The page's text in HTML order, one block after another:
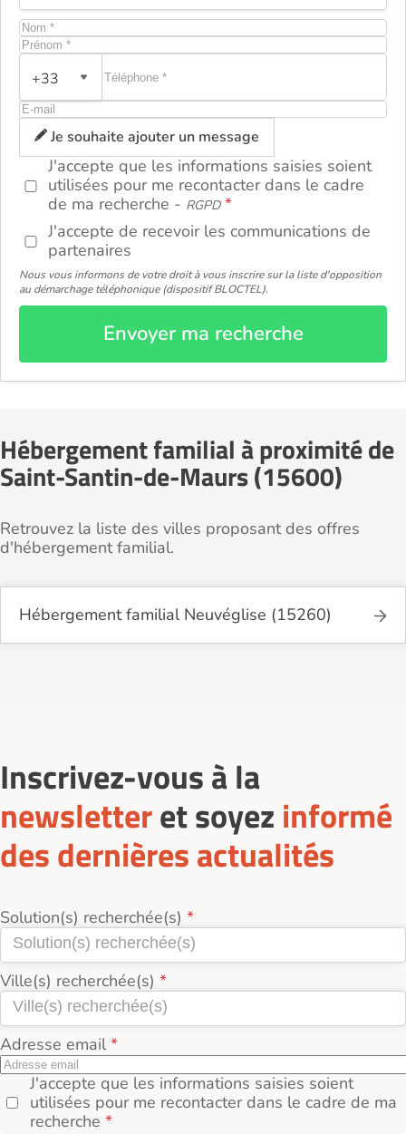
+33
Je souhaite ajouter un message
J'accepte que les informations saisies soient
utilisées pour me recontacter dans le cadre
de ma recherche - RGPD
J'accepte de recevoir les communications de
partenaires
Nous vous informons de votre droit à vous inscrire sur la liste d'opposition
au démarchage téléphonique (dispositif BLOCTEL).
Envoyer ma recherche
ou
Hébergement familial à proximité de
Saint-Santin-de-Maurs (15600)
Retrouvez la liste des villes proposant des offres
d'hébergement familial.
Hébergement familial Neuvéglise (15260)
Inscrivez-vous à la
newsletteret soyez informé
des dernières actualités
Solution(s) recherchée(s)
Ville(s) recherchée(s)
Adresse email
J'accepte que les informations saisies soient
utilisées pour me recontacter dans le cadre de ma
recherche